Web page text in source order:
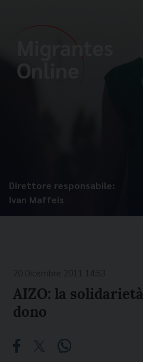
Direttore responsabile:
Ivan Maffeis
AIZO: la
dono